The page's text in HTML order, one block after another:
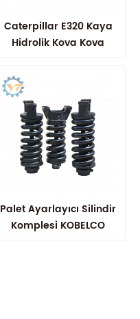
Caterpillar E320 Kaya
Hidrolik Kova Kova
Palet Ayarlayıcı Silindir
Komplesi KOBELCO